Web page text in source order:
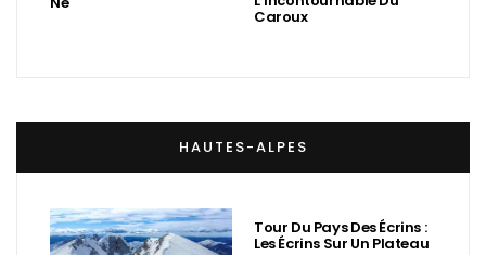
Caroux
HAUTES-ALPES
Tour Du Pays Des Écrins :
Les Écrins Sur Un Plateau